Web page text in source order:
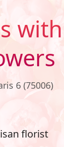
6 (75006)
florist